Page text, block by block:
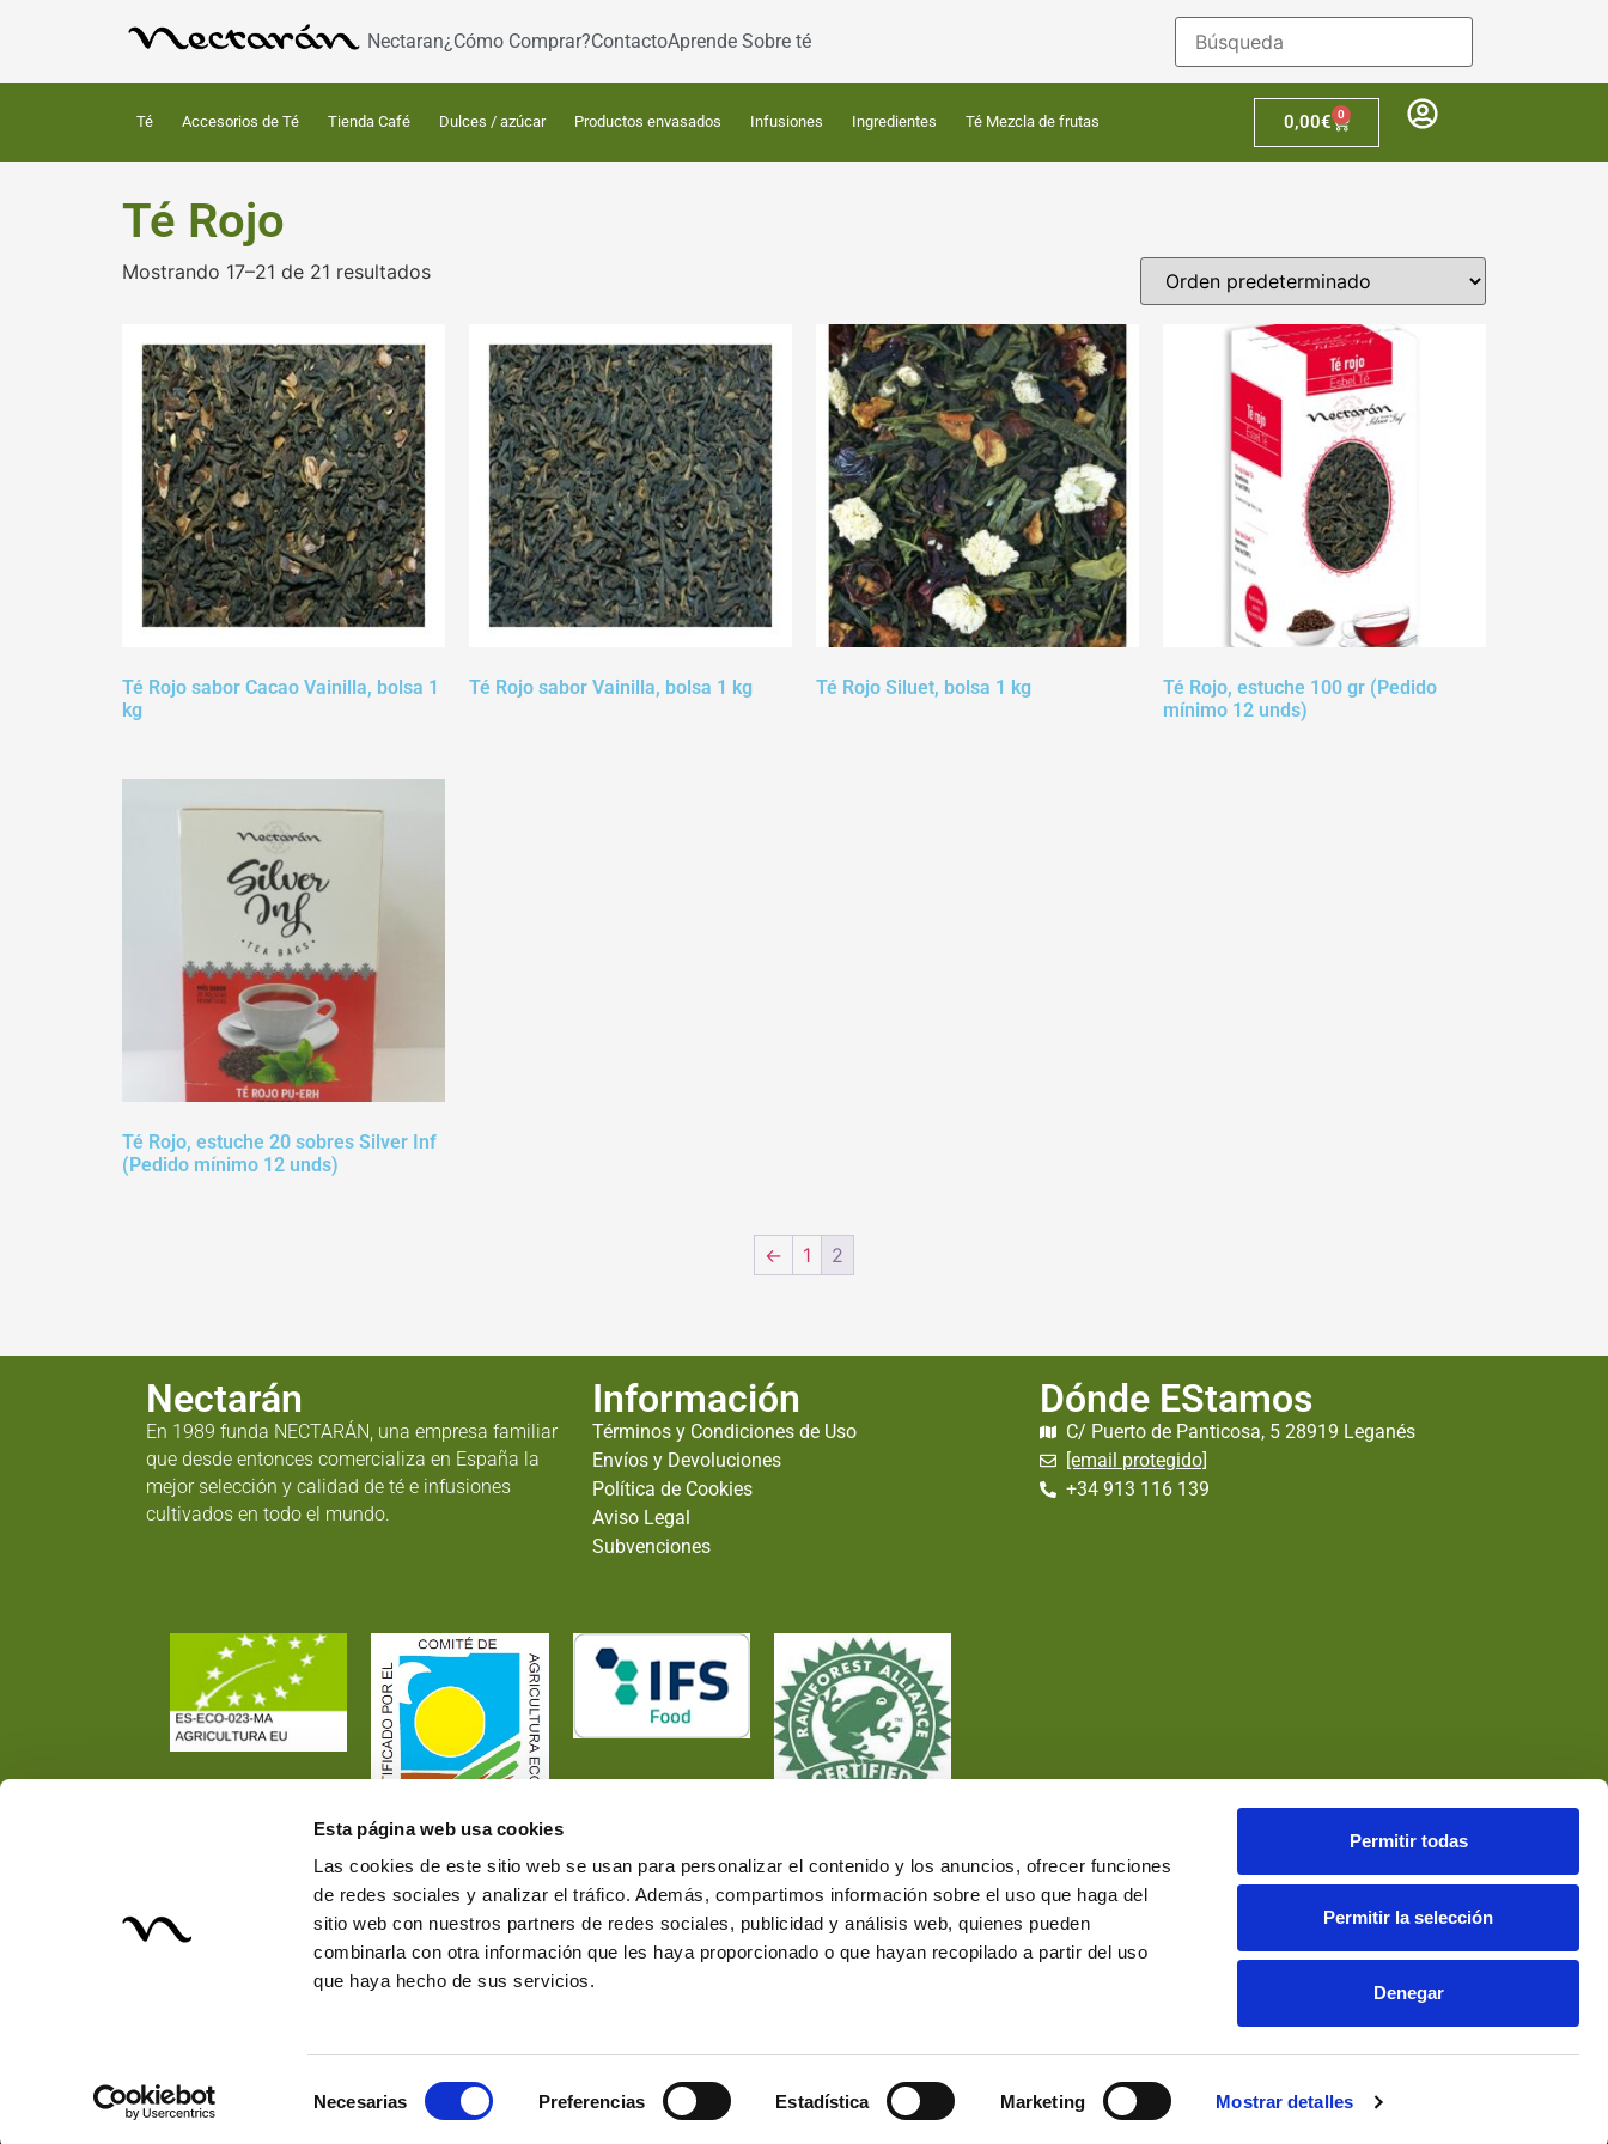
Esta página web usa cookies
Las cookies de este sitio web se usan para personalizar el contenido y los anuncios, ofrecer funciones
de redes sociales y analizar el tráfico. Además, compartimos información sobre el uso que haga del
sitio web con nuestros partners de redes sociales, publicidad y análisis web, quienes pueden
combinarla con otra información que les haya proporcionado o que hayan recopilado a partir del uso
que haya hecho de sus servicios.
de
Necesarias Preferencias Estadística Marketing Mostrar detalles
Permitir todas
Permitir la selección
Denegar
Nectaran¿Cómo Comprar?ContactoAprende Sobre té
Té Accesorios de Té Tienda Café Dulces / azúcar Productos envasados Infusiones Ingredientes Té Mezcla de frutas 0,00€ 0
Té Rojo
Mostrando 17–21 de 21 resultados
Té Rojo sabor Cacao Vainilla, bolsa 1
kg
Té Rojo sabor Vainilla, bolsa 1 kg Té Rojo Siluet, bolsa 1 kg
Té Rojo, estuche 100 gr (Pedido
mínimo 12 unds)
Té Rojo, estuche 20 sobres Silver Inf
(Pedido mínimo 12 unds)
← 1 2
Nectarán
En 1989 funda NECTARÁN, una empresa familiar
que desde entonces comercializa en España la
mejor selección y calidad de té e infusiones
cultivados en todo el mundo.
Información
Términos y Condiciones de Uso
Envíos y Devoluciones
Política de Cookies
Aviso Legal
Subvenciones
Dónde EStamos
C/ Puerto de Panticosa, 5 28919 Leganés
[email protegido]
+34 913 116 139
© 2026 Nectarán. Todos los derechos reservados. Web Desarrollada, Posicionada y Hospedada por Multiatlas, S.L